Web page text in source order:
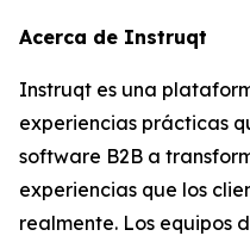
Acerca de Instruqt
Instruqt es una
experiencias prácticas
software B2B a
experiencias que los
realmente. Los equipos